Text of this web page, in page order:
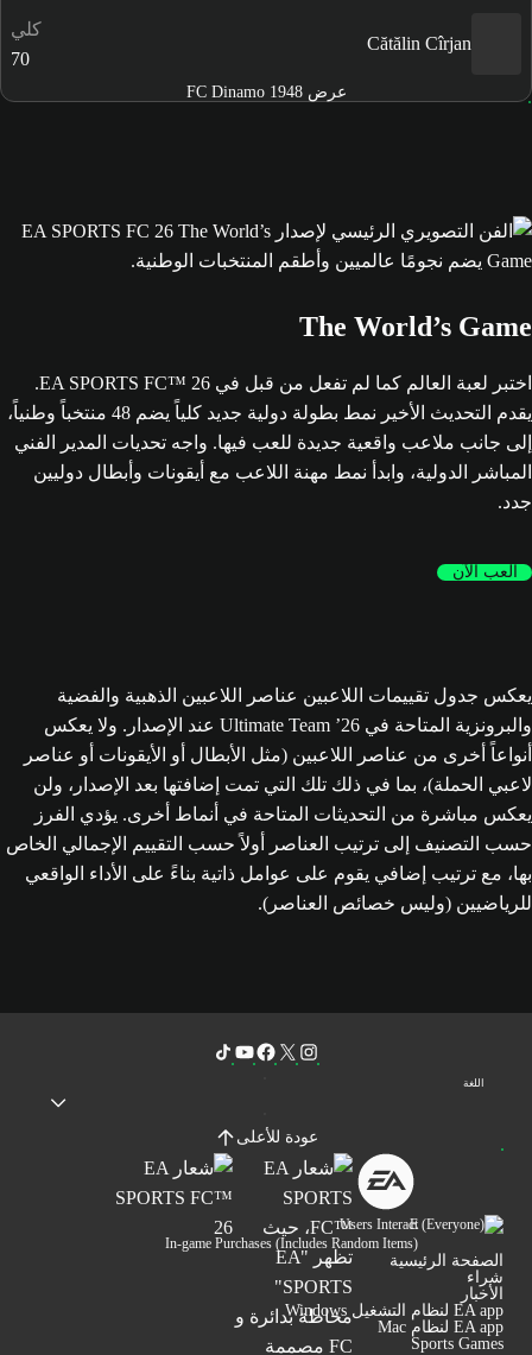
Cătălin Cîrjan
كلي
70
عرض FC Dinamo 1948
The World’s Game
اختبر لعبة العالم كما لم تفعل من قبل في EA SPORTS FC™ 26.
يقدم التحديث الأخير نمط بطولة دولية جديد كلياً يضم 48 منتخباً وطنياً،
إلى جانب ملاعب واقعية جديدة للعب فيها. واجه تحديات المدير الفني
المباشر الدولية، وابدأ نمط مهنة اللاعب مع أيقونات وأبطال دوليين
جدد.
العب الآن
يعكس جدول تقييمات اللاعبين عناصر اللاعبين الذهبية والفضية
والبرونزية المتاحة في Ultimate Team ’26 عند الإصدار. ولا يعكس
أنواعاً أخرى من عناصر اللاعبين (مثل الأبطال أو الأيقونات أو عناصر
لاعبي الحملة)، بما في ذلك تلك التي تمت إضافتها بعد الإصدار، ولن
يعكس مباشرة من التحديثات المتاحة في أنماط أخرى. يؤدي الفرز
حسب التصنيف إلى ترتيب العناصر أولاً حسب التقييم الإجمالي الخاص
بها، مع ترتيب إضافي يقوم على عوامل ذاتية بناءً على الأداء الواقعي
للرياضيين (وليس خصائص العناصر).
اللغة
عودة للأعلى
Users Interact
In-game Purchases (Includes Random Items)
الصفحة الرئيسية
شراء
الأخبار
EA app لنظام التشغيل Windows
EA app لنظام Mac
Sports Games